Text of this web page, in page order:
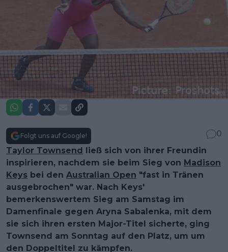
Folgt uns auf Google!
0
Taylor Townsend ließ sich von ihrer Freundin
inspirieren, nachdem sie beim Sieg von Madison
Keys bei den Australian Open "fast in Tränen
ausgebrochen" war. Nach Keys'
bemerkenswertem Sieg am Samstag im
Damenfinale gegen Aryna Sabalenka, mit dem
sie sich ihren ersten Major-Titel sicherte, ging
Townsend am Sonntag auf den Platz, um um
den Doppeltitel zu kämpfen.